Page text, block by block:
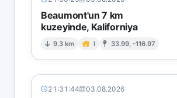
Beaumont'un 7 km
kuzeyinde, Kaliforniya
9.3 km I 33.99, -116.97
21:31:44 03.08.2026